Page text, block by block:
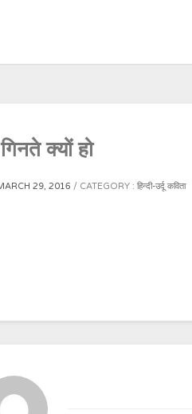
क्यों हो
29, 2016 CATEGORY : हिन्दी-उर्दू कविता